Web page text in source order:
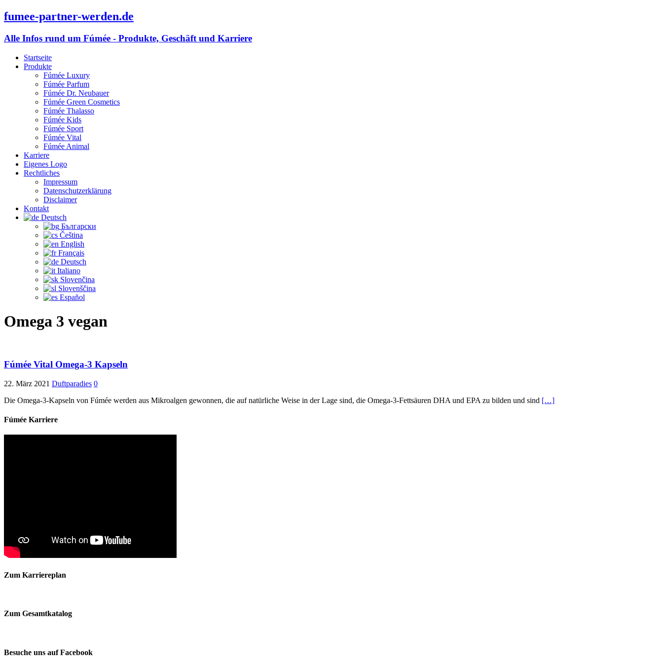
fumee-partner-werden.de
Alle Infos rund um Fúmée - Produkte, Geschäft und Karriere
Startseite
Produkte
Fúmée Luxury
Fúmée Parfum
Fúmée Dr. Neubauer
Fúmée Green Cosmetics
Fúmée Thalasso
Fúmée Kids
Fúmée Sport
Fúmée Vital
Fúmée Animal
Karriere
Eigenes Logo
Rechtliches
Impressum
Datenschutzerklärung
Disclaimer
Kontakt
Deutsch
Български
Čeština‎
English
Français
Deutsch
Italiano
Slovenčina
Slovenščina
Español
Omega 3 vegan
Fúmée Vital Omega-3 Kapseln
22. März 2021 Duftparadies 0
Die Omega-3-Kapseln von Fúmée werden aus Mikroalgen gewonnen, die auf natürliche Weise in der Lage sind, die Omega-3-Fettsäuren DHA und EPA zu bilden und sind […]
Fúmée Karriere
Zum Karriereplan
Zum Gesamtkatalog
Besuche uns auf Facebook